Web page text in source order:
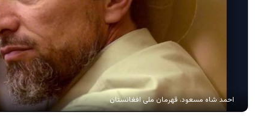
احمد شاه مسعود، قهرمان ملی افغانستان